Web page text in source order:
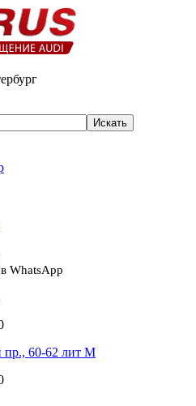
WhatsApp
пр., 60-62 лит М